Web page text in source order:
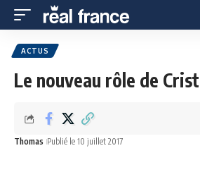
ACTUS
Le nouveau rôle de
Thomas Publié le 10 juillet 2017